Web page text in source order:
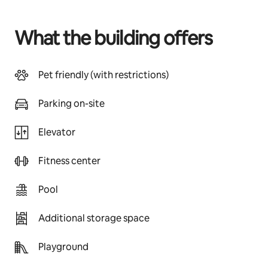
What the building offers
Pet friendly (with restrictions)
Parking on-site
Elevator
Fitness center
Pool
Additional storage space
Playground